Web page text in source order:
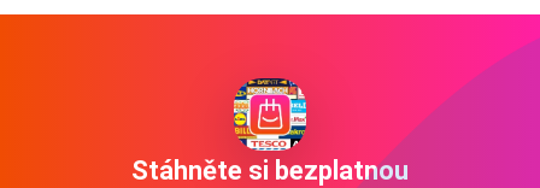
Stáhněte si bezplatnou